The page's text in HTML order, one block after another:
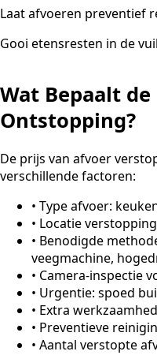
Laat afvoeren preventief
Gooi etensresten in de
Wat Bepaalt
Ontstopping?
De prijs van afvoer
verschillende factoren:
• Type afvoer:
• Locatie
• Benodigde
veegmachine,
• Camera-inspectie
• Urgentie: spoed
• Extra
• Preventieve
• Aantal verstopte